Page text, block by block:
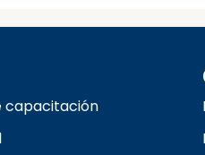
capacitación